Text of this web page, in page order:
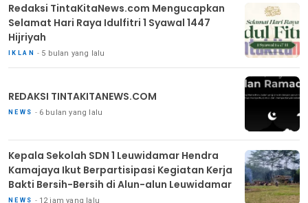
Redaksi TintaKitaNews.com Mengucapkan
Selamat Hari Raya Idulfitri 1 Syawal 1447
Hijriyah
IKLAN 5 bulan yang lalu
REDAKSI TINTAKITANEWS.COM
NEWS 6 bulan yang lalu
Kepala Sekolah SDN 1 Leuwidamar Hendra
Kamajaya Ikut Berpartisipasi Kegiatan Kerja
Bakti Bersih-Bersih di Alun-alun Leuwidamar
NEWS 12 jam yang lalu